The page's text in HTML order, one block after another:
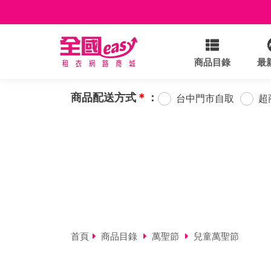
商品目錄 最
商品配送方式 ＊ ： 台中門市自取 超
首頁 商品目錄 萬聖節 兒童萬聖節